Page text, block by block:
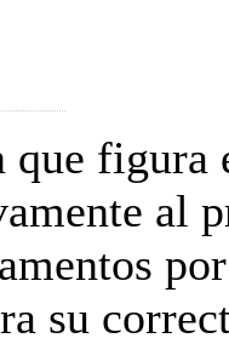
figura
al
su